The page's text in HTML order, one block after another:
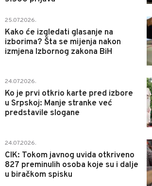
25.07.2026.
Kako će izgledati glasanje na
izborima? Šta se mijenja nakon
izmjena Izbornog zakona BiH
24.07.2026.
Ko je prvi otkrio karte pred izbore
u Srpskoj: Manje stranke već
predstavile slogane
24.07.2026.
CIK: Tokom javnog uvida otkriveno
827 preminulih osoba koje su i dalje
u biračkom spisku